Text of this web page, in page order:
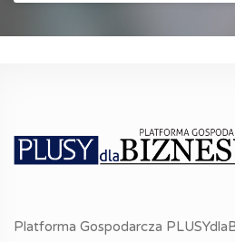
Platforma Gospodarcza